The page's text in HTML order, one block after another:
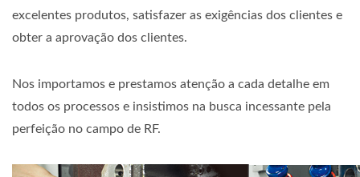
excelentes produtos, satisfazer as exigências dos clientes e
obter a aprovação dos clientes.
Nos importamos e prestamos atenção a cada detalhe em
todos os processos e insistimos na busca incessante pela
perfeição no campo de RF.